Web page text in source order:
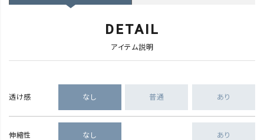
DETAIL
アイテム説明
透け感 なし 普通 あり
伸縮性 なし あり